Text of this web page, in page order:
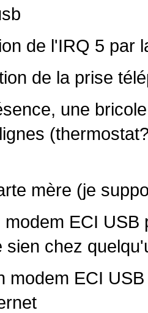
de l'IRQ 5 par
de la prise
une
mère (je
ECI
sien chez
modem ECI